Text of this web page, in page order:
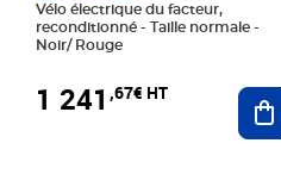
Vélo électrique du facteur,
reconditionné - Taille normale -
Noir/ Rouge
1 241 ,67€ HT